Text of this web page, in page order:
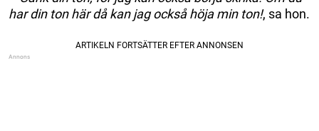
har din ton här då kan jag också höja min ton!, sa hon.